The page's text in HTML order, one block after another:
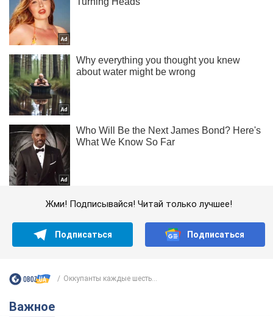
Жми! Подписывайся! Читай только лучшее!
Подписаться Подписаться
Оккупанты каждые шесть...
Важное